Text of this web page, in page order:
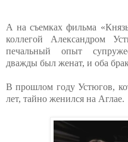
А на съемках фильма
коллегой Александром
печальный опыт
дважды был женат, и оба
В прошлом году Устюгов,
лет, тайно женился на Аглае.